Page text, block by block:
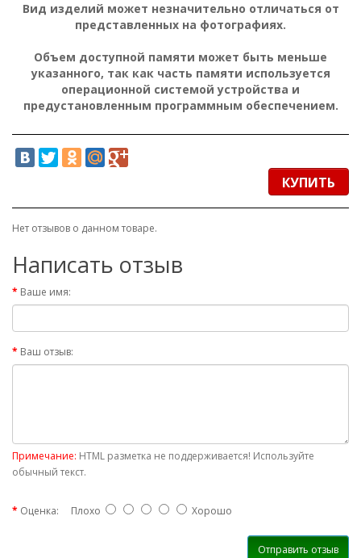
Вид изделий может незначительно отличаться от
представленных на фотографиях.
Объем доступной памяти может быть меньше
указанного, так как часть памяти используется
операционной системой устройства и
предустановленным программным обеспечением.
КУПИТЬ
Нет отзывов о данном товаре.
Написать отзыв
Ваше имя:
Ваш отзыв:
Примечание: HTML разметка не поддерживается! Используйте
обычный текст.
Оценка: Плохо Хорошо
Отправить отзыв